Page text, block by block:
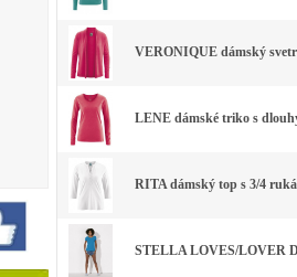
VERONIQUE dámský
LENE dámské triko s
RITA dámský top s 3/4
STELLA LOVES/LOVER